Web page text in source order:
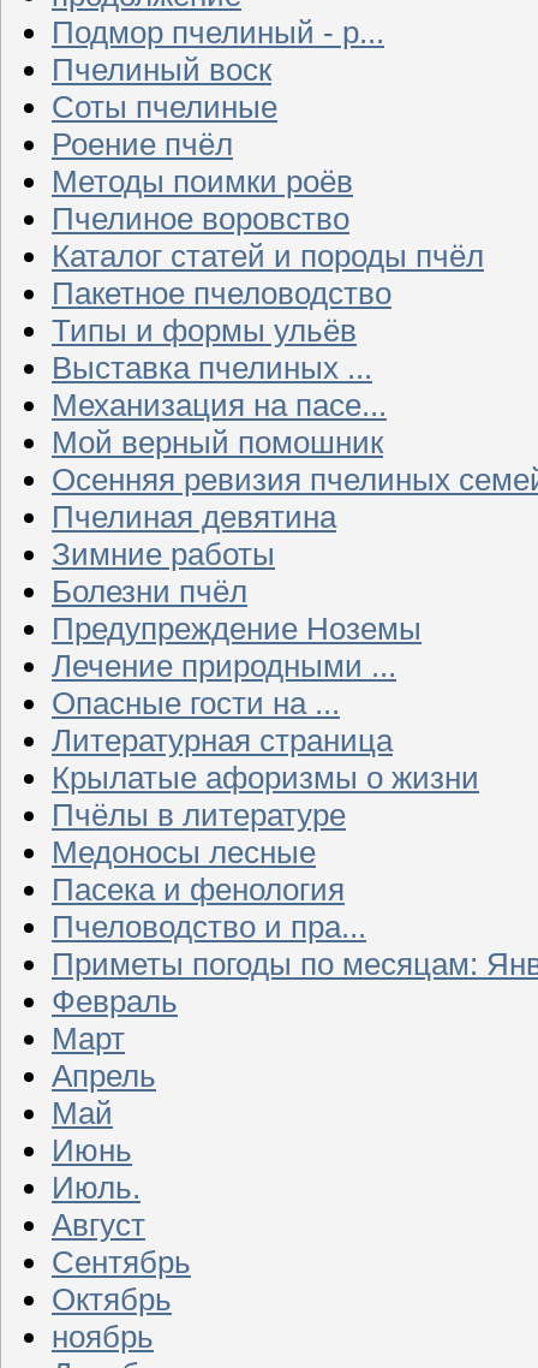
Подмор пчелиный - р...
Пчелиный воск
Соты пчелиные
Роение пчёл
Методы поимки роёв
Пчелиное воровство
Каталог статей и породы пчёл
Пакетное пчеловодство
Типы и формы ульёв
Выставка пчелиных ...
Механизация на пасе...
Мой верный помошник
Осенняя ревизия пчелиных
Пчелиная девятина
Зимние работы
Болезни пчёл
Предупреждение Ноземы
Лечение природными ...
Опасные гости на ...
Литературная страница
Крылатые афоризмы о жизни
Пчёлы в литературе
Медоносы лесные
Пасека и фенология
Пчеловодство и пра...
Приметы погоды по месяцам:
Февраль
Март
Апрель
Май
Июнь
Июль.
Август
Сентябрь
Октябрь
ноябрь